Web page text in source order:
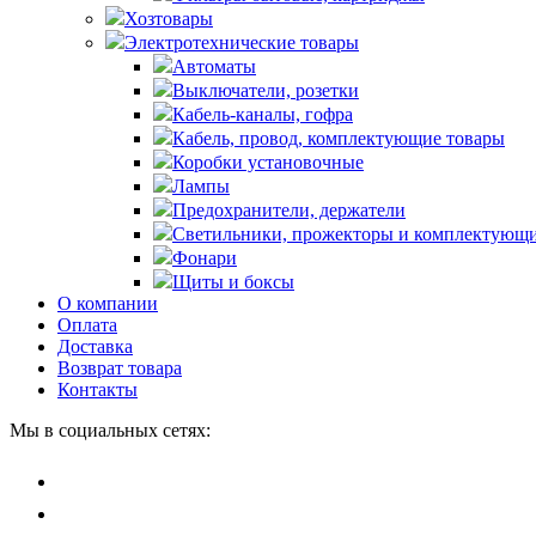
Хозтовары
Электротехнические товары
Автоматы
Выключатели, розетки
Кабель-каналы, гофра
Кабель, провод, комплектующие товары
Коробки установочные
Лампы
Предохранители, держатели
Светильники, прожекторы и
Фонари
Щиты и боксы
О компании
Оплата
Доставка
Возврат товара
Контакты
Мы в социальных сетях: